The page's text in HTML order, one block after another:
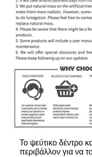
Το ψεύτικο δέντρο
περιβάλλον για να